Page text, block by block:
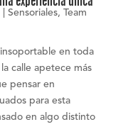
| Sensoriales, Team
en toda
calle apetece más
pensar en
para esta
en algo distinto